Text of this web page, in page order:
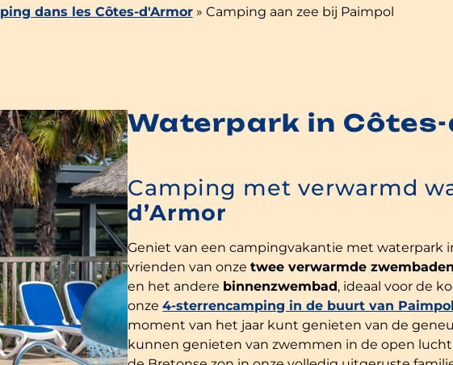
dans les Côtes-d'Armor» Camping aan zee bij Paimpol
Waterpark in Côtes-
Camping met verwarmd
d’Armor
Geniet van een campingvakantie met waterpark
vrienden van onzetwee verwarmde zwembaden
en het andere binnenzwembad, ideaal voor de
onze4-sterrencamping in de buurt van
moment van het jaar kunt genieten van de
kunnen genieten van zwemmen in de open